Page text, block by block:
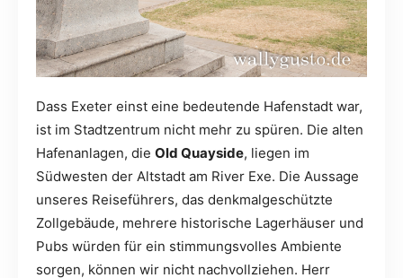
Dass Exeter einst eine bedeutende Hafenstadt war,
ist im Stadtzentrum nicht mehr zu spüren. Die alten
Hafenanlagen, die Old Quayside, liegen im
Südwesten der Altstadt am River Exe. Die Aussage
unseres Reiseführers, das denkmalgeschützte
Zollgebäude, mehrere historische Lagerhäuser und
Pubs würden für ein stimmungsvolles Ambiente
sorgen, können wir nicht nachvollziehen. Herr